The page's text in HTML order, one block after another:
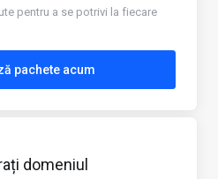
pentru a se potrivi la fiecare
pachete acum
domeniul